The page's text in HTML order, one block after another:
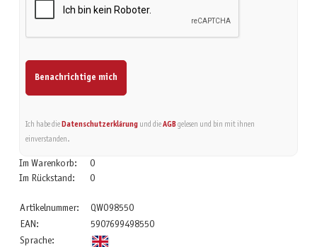
Benachrichtige mich
Ich habe die Datenschutzerklärungund die AGBgelesen und bin mit ihnen
einverstanden.
Im Warenkorb:
0
Im Rückstand:
0
Artikelnummer:
QWO98550
EAN:
5907699498550
Sprache: